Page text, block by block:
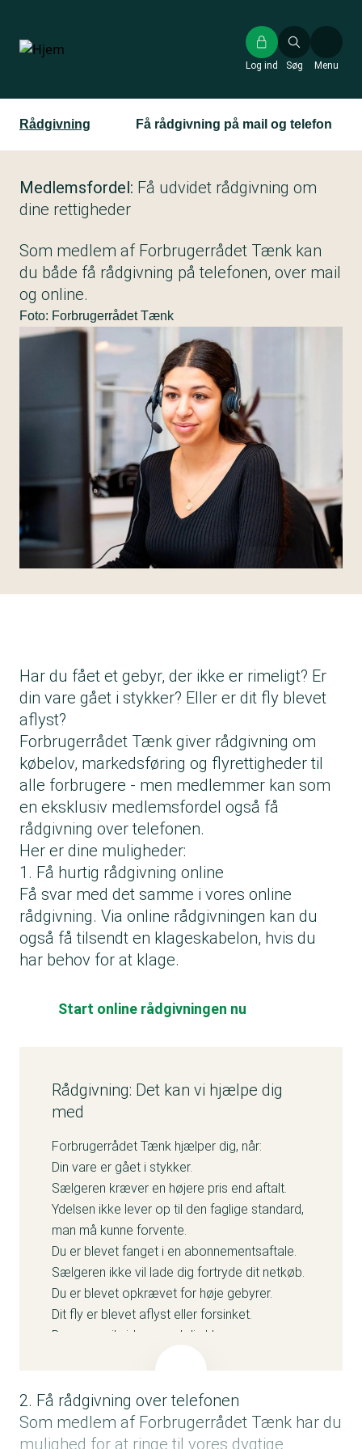
hovedindhold
Søg
Log ind Menu
Rådgivning Få rådgivning på mail og telefon
Medlemsfordel: Få udvidet rådgivning om
dine rettigheder
Som medlem af Forbrugerrådet Tænk kan
du både få rådgivning på telefonen, over mail
og online.
Foto: Forbrugerrådet Tænk
Har du fået et gebyr, der ikke er rimeligt? Er
din vare gået i stykker? Eller er dit fly blevet
aflyst?
Forbrugerrådet Tænk giver rådgivning om
købelov, markedsføring og flyrettighedertil
alle forbrugere - men medlemmer kan som
en eksklusiv medlemsfordel også få
rådgivning over telefonen.
Her er dine muligheder:
1. Få hurtig rådgivning online
Få svar med det samme i vores online
rådgivning. Via online rådgivningen kan du
også få tilsendt en klageskabelon, hvis du
har behov for at klage.
Start online rådgivningen nu
Rådgivning: Det kan vi hjælpe dig
med
Forbrugerrådet Tænk hjælper dig, når:
Din vare er gået i stykker.
Sælgeren kræver en højere pris end aftalt.
Ydelsen ikke lever op til den faglige standard,
man må kunne forvente.
Du er blevet fanget i en abonnementsaftale.
Sælgeren ikke vil lade dig fortryde dit netkøb.
Du er blevet opkrævet for høje gebyrer.
Dit fly er blevet aflyst eller forsinket.
Du gerne vil videre med din klage.
Bankforretning og investeringer.
Forsikringer, pension og personskader.
Pakkerejser.
2. Få rådgivning over telefonen
Som medlem af Forbrugerrådet Tænk har du
mulighed for at ringe til vores dygtige